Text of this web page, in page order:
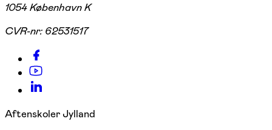
1054 København K
CVR-nr: 62531517
Aftenskoler Jylland